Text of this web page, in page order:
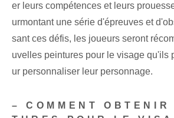
er leurs compétences et leurs
urmontant une série d'épreuves et
sant ces défis, les joueurs seront
uvelles peintures pour le visage qu'ils
ur personnaliser leur personnage.
– ‌COMMENT OBTENIR